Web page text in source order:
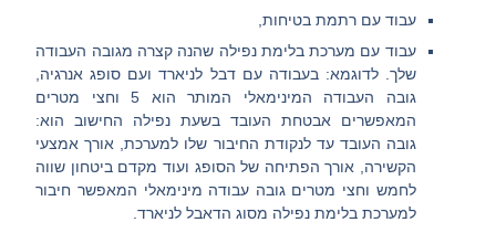
עבוד עם רתמת בטיחות,
עבוד עם מערכת בלימת נפילה שהנה קצרה מגובה העבודה
שלך. לדוגמא: בעבודה עם דבל לניארד ועם סופג אנרגיה,
גובה העבודה המינימאלי המותר הוא 5 וחצי מטרים
המאפשרים אבטחת העובד בשעת נפילה החישוב הוא:
גובה העובד עד לנקודת החיבור שלו למערכת, אורך אמצעי
הקשירה, אורך הפתיחה של הסופג ועוד מקדם ביטחון שווה
לחמש וחצי מטרים גובה עבודה מינימאלי המאפשר חיבור
למערכת בלימת נפילה מסוג הדאבל לניארד.